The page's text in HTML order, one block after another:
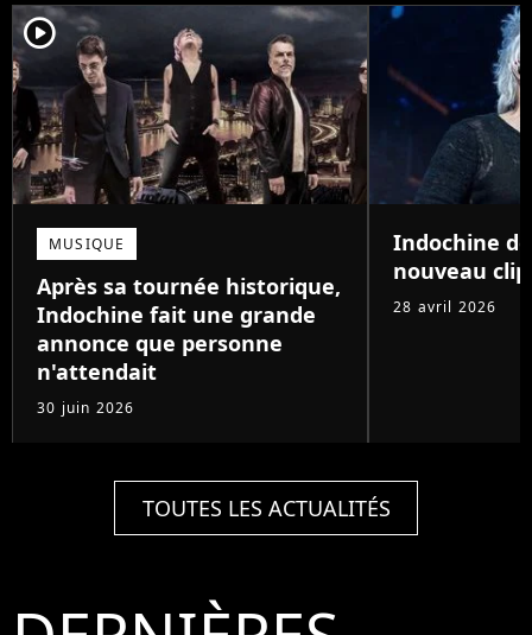
player2
MUSIQUE
Après sa tournée historique,
Indochine fait une grande
annonce que personne
n'attendait
30 juin 2026
Indochine
nouveau clip
28 avril 2026
TOUTES LES ACTUALITÉS